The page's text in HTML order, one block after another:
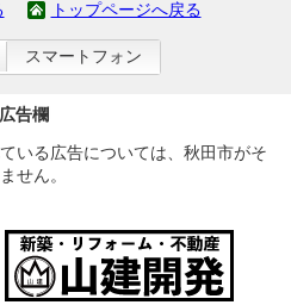
トップページへ戻る
スマートフォン
広告欄
いる広告については、秋田市がそ
せん。